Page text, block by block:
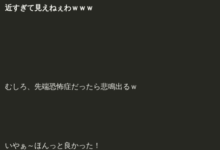
近すぎて見えねぇわｗｗｗ
むしろ、先端恐怖症だったら悲鳴出るｗ
いやぁ～ほんっと良かった！